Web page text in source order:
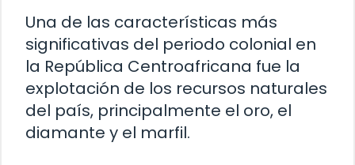
Una de las características más
significativas del periodo colonial en
la República Centroafricana fue la
explotación de los recursos naturales
del país, principalmente el oro, el
diamante y el marfil.